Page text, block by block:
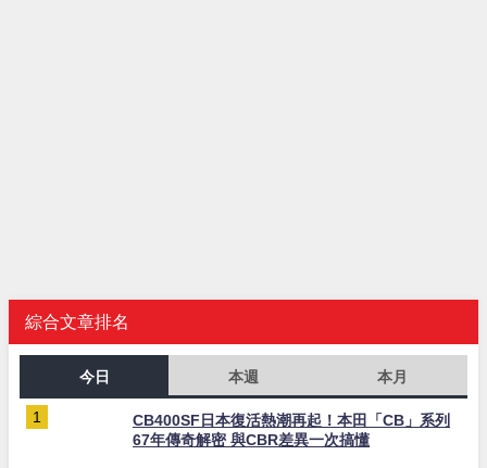
綜合文章排名
今日 本週 本月
CB400SF日本復活熱潮再起！本田「CB」系列
67年傳奇解密 與CBR差異一次搞懂